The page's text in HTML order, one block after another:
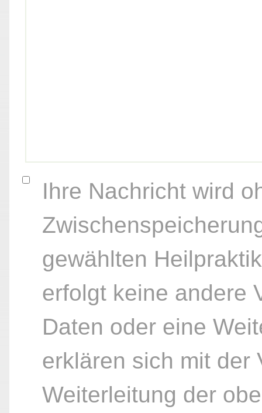
Ihre Nachricht wird
gewählten
erfolgt keine andere
Daten oder eine
erklären sich mit der
Weiterleitung der